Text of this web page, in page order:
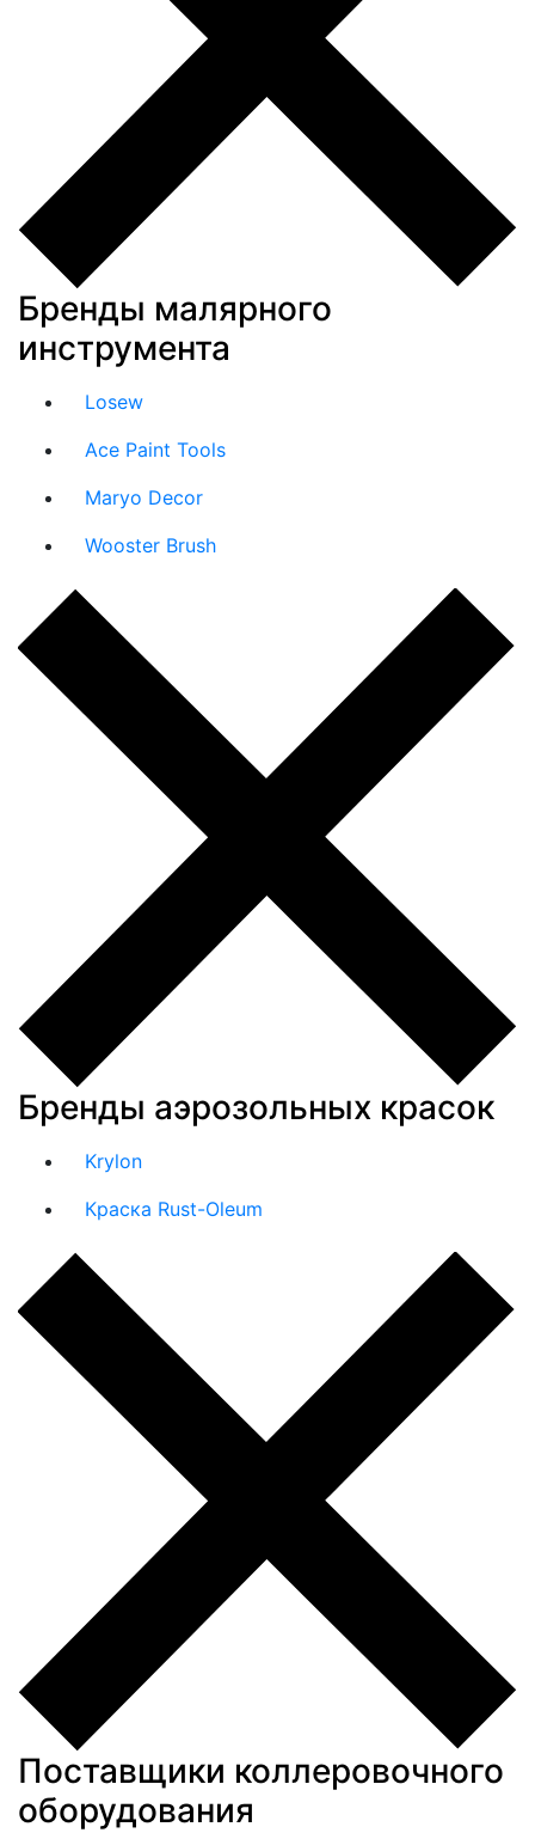
Бренды малярного
инструмента
Losew
Ace Paint Tools
Maryo Decor
Wooster Brush
Бренды аэрозольных красок
Krylon
Краска Rust-Oleum
Поставщики коллеровочного
оборудования